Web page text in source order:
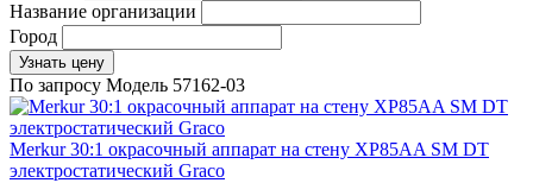
Название организации
Город
Узнать цену
По запросу Модель 57162-03
Merkur 30:1 окрасочный аппарат на стену XP85AA SM DT
электростатический Graco